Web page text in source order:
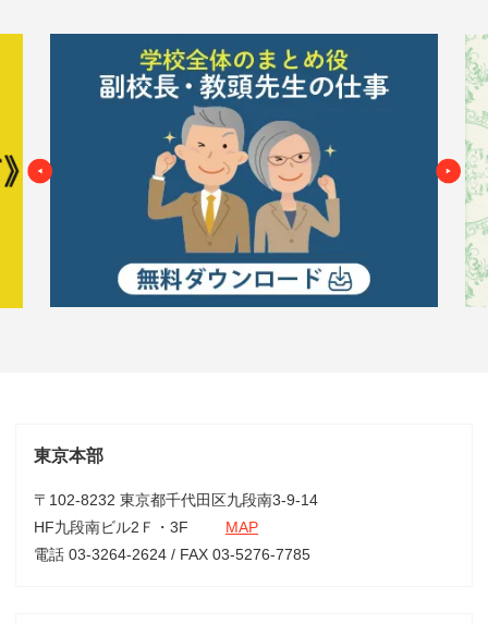
東京本部
〒102-8232 東京都千代田区九段南3-9-14
HF九段南ビル2Ｆ・3F
MAP
電話 03-3264-2624 / FAX 03-5276-7785